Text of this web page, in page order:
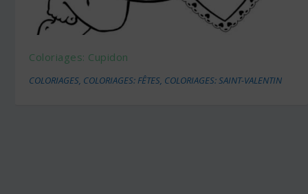
Coloriages: Cupidon
COLORIAGES, COLORIAGES: FÊTES, COLORIAGES: SAINT-VALENTIN